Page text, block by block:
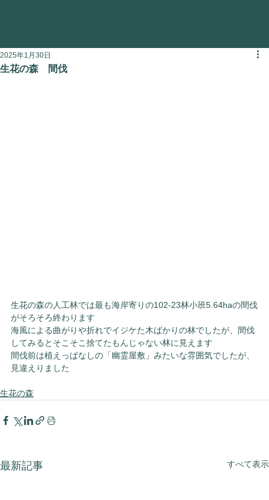
生花の森 間伐
2025年1月30日
生花の森の人工林では最も海岸寄りの102-23林小班5.64haの間伐
がそろそろ終わります
海風による曲がりや折れでイジケた木ばかりの林でしたが、間伐
してみるとそこそこ捨てたもんじゃない林に見えます
間伐前は植えっぱなしの「幽霊屋敷」みたいな雰囲気でしたが、
見違えりました
生花の森
最新記事 すべて表示